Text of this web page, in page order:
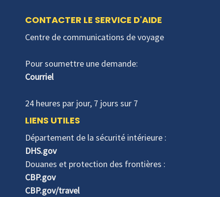
CONTACTER LE SERVICE D'AIDE
Centre de communications de voyage
Pour soumettre une demande:
Courriel
24 heures par jour, 7 jours sur 7
LIENS UTILES
Département de la sécurité intérieure :
DHS.gov
Douanes et protection des frontières :
CBP.gov
CBP.gov/travel